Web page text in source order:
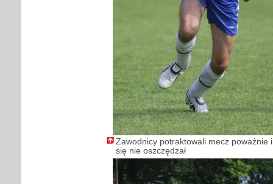
Zawodnicy potraktowali mecz poważnie
się nie oszczędzał